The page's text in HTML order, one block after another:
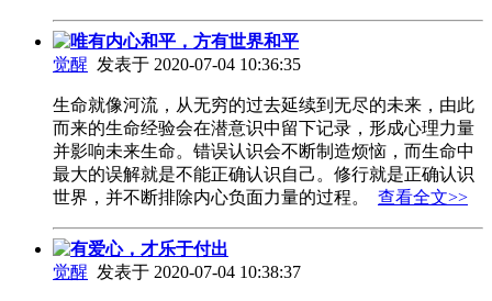
唯有内心和平，方有世界和平
觉醒 发表于 2020-07-04 10:36:35
生命就像河流，从无穷的过去延续到无尽的未来，由此
而来的生命经验会在潜意识中留下记录，形成心理力量
并影响未来生命。错误认识会不断制造烦恼，而生命中
最大的误解就是不能正确认识自己。修行就是正确认识
世界，并不断排除内心负面力量的过程。 查看全文>>
有爱心，才乐于付出
觉醒 发表于 2020-07-04 10:38:37